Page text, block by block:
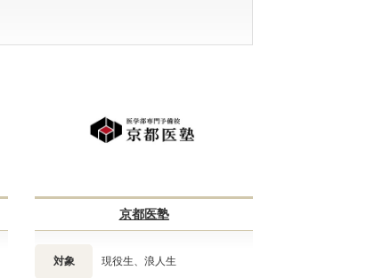
京都医塾
対象 現役生、浪人生